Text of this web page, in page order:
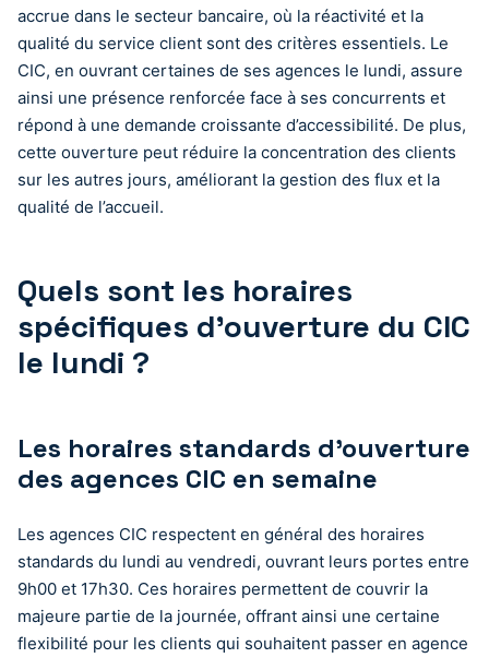
accrue dans le secteur bancaire, où la réactivité et la
qualité du service client sont des critères essentiels. Le
CIC, en ouvrant certaines de ses agences le lundi, assure
ainsi une présence renforcée face à ses concurrents et
répond à une demande croissante d’accessibilité. De plus,
cette ouverture peut réduire la concentration des clients
sur les autres jours, améliorant la gestion des flux et la
qualité de l’accueil.
Quels sont les horaires
spécifiques d’ouverture du CIC
le lundi ?
Les horaires standards d’ouverture
des agences CIC en semaine
Les agences CIC respectent en général des horaires
standards du lundi au vendredi, ouvrant leurs portes entre
9h00 et 17h30. Ces horaires permettent de couvrir la
majeure partie de la journée, offrant ainsi une certaine
flexibilité pour les clients qui souhaitent passer en agence